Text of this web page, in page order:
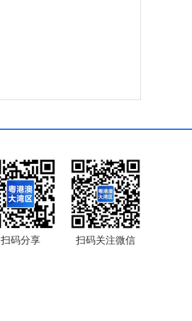
扫码分享 扫码关注微信